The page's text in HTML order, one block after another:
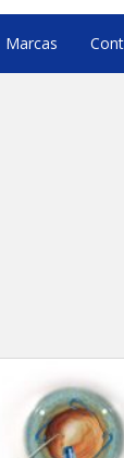
Marcas